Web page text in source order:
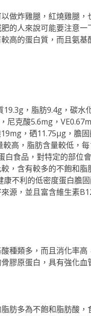
做炸雞腿，紅燒雞腿
的人來說可能要注意
高的蛋白質，而且氨
，脂肪9.4g，碳水
尼克酸5.6mg，
，硒11.75μg，膽
高，脂肪含量較低，
白食品，對特定的部位
，含有較多的不飽和
不利的低密度蛋白膽
源，並且富含維生素
種類多，而且消化率
膠原蛋白，具有強化
肪多為不飽和脂肪酸